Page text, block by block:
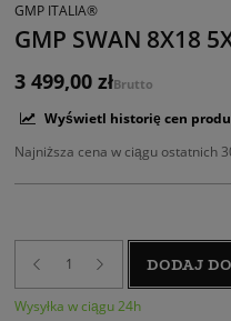
GMP ITALIA®
GMP SWAN 8X18
3 499,00 złBrutto
Wyświetl historię cen
Najniższa cena w ciągu ostatnich
DODAJ
Wysyłka w ciągu 24h